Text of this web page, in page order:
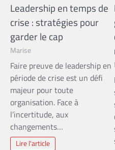
Leadership en temps de
crise : stratégies pour
garder le cap
Marise
Faire preuve de leadership en
période de crise est un défi
majeur pour toute
organisation. Face à
l’incertitude, aux
changements…
Lire l'article